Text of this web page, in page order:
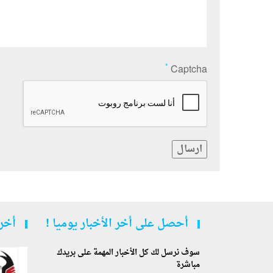
Captcha
*
ارسال
أحصل على أخر الأخبار يوميا !
سوف نرسل لك كل الأخبار المهمة على بريدك
مباشرة